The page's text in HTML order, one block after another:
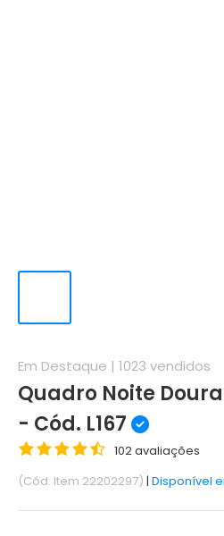
Em Destaque | 1023 vendidos
Quadro Noite
- Cód. L167
102 avaliações
(Cód. Item 22202297) | Disponível